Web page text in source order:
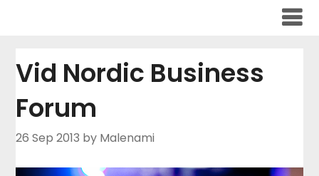
Vid Nordic Business
Forum
26 Sep 2013 by Malenami